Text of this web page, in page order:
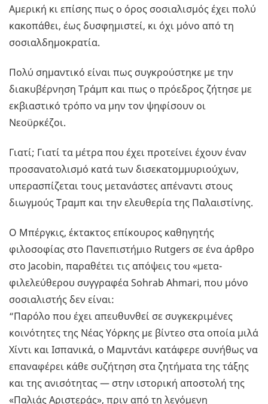
Αμερική κι επίσης πως ο όρος σοσιαλισμός έχει πολύ
κακοπάθει, έως δυσφημιστεί, κι όχι μόνο από τη
σοσιαλδημοκρατία.
Πολύ σημαντικό είναι πως συγκρούστηκε με την
διακυβέρνηση Τράμπ και πως ο πρόεδρος ζήτησε με
εκβιαστικό τρόπο να μην τον ψηφίσουν οι
Νεοϋρκέζοι.
Γιατί; Γιατί τα μέτρα που έχει προτείνει έχουν έναν
προσανατολισμό κατά των δισεκατομμυριούχων,
υπερασπίζεται τους μετανάστες απέναντι στους
διωγμούς Τραμπ και την ελευθερία της Παλαιστίνης.
Ο Μπέργκις, έκτακτος επίκουρος καθηγητής
φιλοσοφίας στο Πανεπιστήμιο Rutgers σε ένα άρθρο
στο Jacobin, παραθέτει τις απόψεις του «μετα-
φιλελεύθερου συγγραφέα Sohrab Ahmari, που μόνο
σοσιαλιστής δεν είναι:
“Παρόλο που έχει απευθυνθεί σε συγκεκριμένες
κοινότητες της Νέας Υόρκης με βίντεο στα οποία μιλά
Χίντι και Ισπανικά, ο Μαμντάνι κατάφερε συνήθως να
επαναφέρει κάθε συζήτηση στα ζητήματα της τάξης
και της ανισότητας — στην ιστορική αποστολή της
«Παλιάς Αριστεράς», πριν από τη λεγόμενη